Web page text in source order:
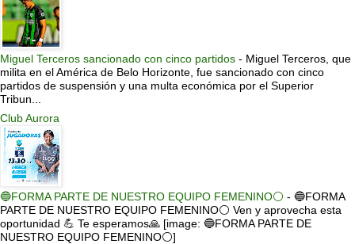
Miguel Terceros sancionado con cinco partidos - Miguel Terceros, que
milita en el América de Belo Horizonte, fue sancionado con cinco
partidos de suspensión y una multa económica por el Superior
Tribun...
Club Aurora
🔵FORMA PARTE DE NUESTRO EQUIPO FEMENINO⚪ - 🔵FORMA
PARTE DE NUESTRO EQUIPO FEMENINO⚪ Ven y aprovecha esta
oportunidad 💪 Te esperamos🙏 [image: 🔵FORMA PARTE DE
NUESTRO EQUIPO FEMENINO⚪]